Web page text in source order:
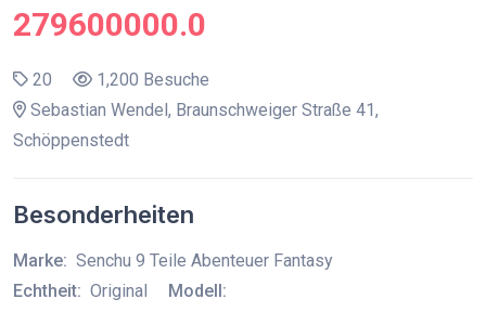
279600000.0
20
1,200 Besuche
Sebastian Wendel, Braunschweiger Straße 41,
Schöppenstedt
Besonderheiten
Marke: Senchu 9 Teile Abenteuer Fantasy
Echtheit: Original Modell: